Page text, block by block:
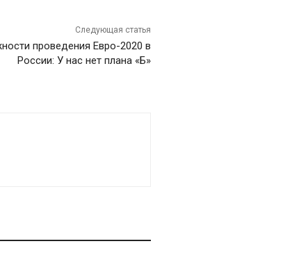
Следующая статья
проведения Евро-2020 в
России: У нас нет плана «Б»